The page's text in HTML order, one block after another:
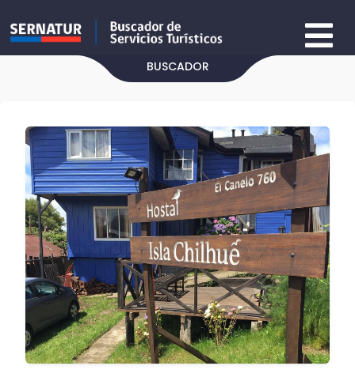
BUSCADOR